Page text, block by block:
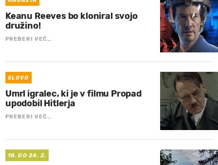
Keanu Reeves bo kloniral svojo
družino!
PREBERI VEČ…
SLOVO
Umrl igralec, ki je v filmu Propad
upodobil Hitlerja
PREBERI VEČ…
18. DO 24. 2.